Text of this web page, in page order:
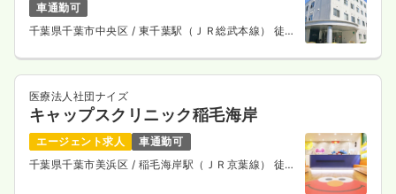
車通勤可
千葉県千葉市中央区 / 東千葉駅（ＪＲ総武本線） 徒歩
医療法人社団ナイズ
キャップスクリニック稲毛海岸
エージェント求人
車通勤可
千葉県千葉市美浜区 / 稲毛海岸駅（ＪＲ京葉線） 徒歩